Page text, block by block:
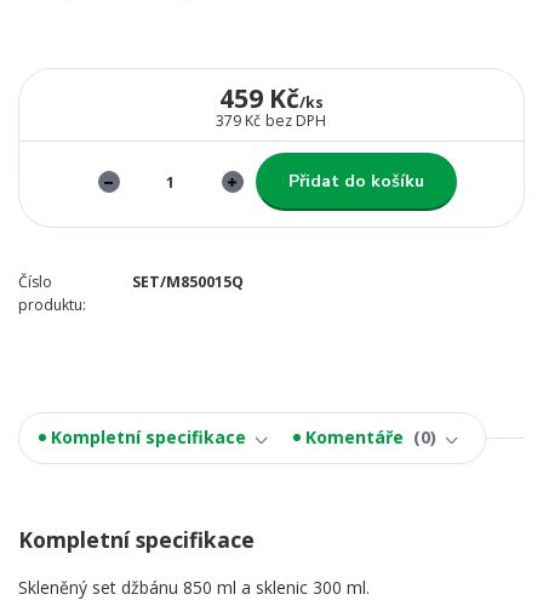
459 Kč/ks
379 Kč bez DPH
Přidat do košíku
Číslo
produktu:
SET/M850015Q
Kompletní specifikace Komentáře 0
Kompletní specifikace
Skleněný set džbánu 850 ml a sklenic 300 ml.